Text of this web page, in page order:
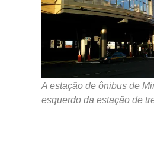
A estação de ônibus de
esquerdo da estação de